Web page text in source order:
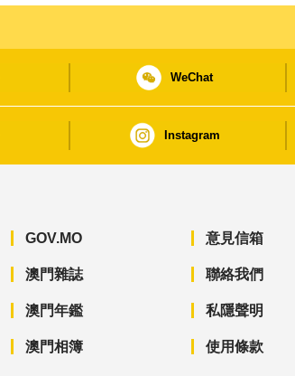
WeChat
Instagram
GOV.MO
澳門雜誌
澳門年鑑
澳門相簿
意見信箱
聯絡我們
私隱聲明
使用條款